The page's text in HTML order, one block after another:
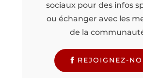
sociaux pour des infos
ou échanger avec les
de la
REJOIGNEZ-